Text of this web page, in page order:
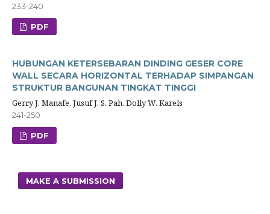
233-240
PDF
HUBUNGAN KETERSEBARAN DINDING GESER CORE
WALL SECARA HORIZONTAL TERHADAP SIMPANGAN
STRUKTUR BANGUNAN TINGKAT TINGGI
Gerry J. Manafe, Jusuf J. S. Pah, Dolly W. Karels
241-250
PDF
MAKE A SUBMISSION